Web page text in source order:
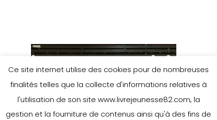
Ce site internet utilise des cookies pour de nombreuses
finalités telles que la collecte d'informations relatives à
l'utilisation de son site www.livrejeunesse82.com, la
gestion et la fourniture de contenus ainsi qu'à des fins de